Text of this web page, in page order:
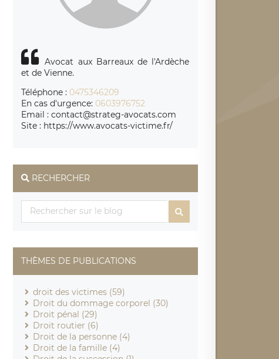
Avocat aux Barreaux de l'Ardèche
et de Vienne.
Téléphone : 0475346209
En cas d'urgence: 0603976752
Email : contact@strateg-avocats.com
Site : https://www.avocats-victime.fr/
RECHERCHER
THÈMES DE PUBLICATIONS
droit des victimes (59)
Droit du dommage corporel (30)
Droit pénal (29)
Droit routier (6)
Droit de la personne (4)
Droit de la famille (4)